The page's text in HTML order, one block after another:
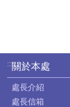
:::關於本處
處長介紹
處長信箱